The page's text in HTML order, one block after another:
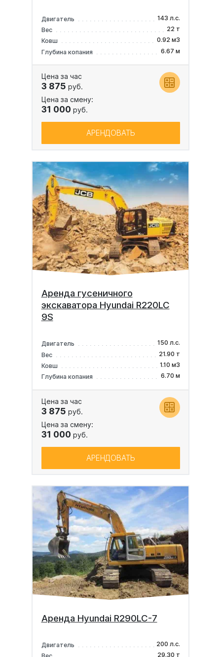
Двигатель
143 л.с.
Вес
22 т
Ковш
0.92 м3
Глубина копания
6.67 м
Цена за час
3 875 руб.
Цена за смену:
31 000 руб.
АРЕНДОВАТЬ
Аренда гусеничного
экскаватора Hyundai R220LC
9S
Двигатель
150 л.с.
Вес
21.90 т
Ковш
1.10 м3
Глубина копания
6.70 м
Цена за час
3 875 руб.
Цена за смену:
31 000 руб.
АРЕНДОВАТЬ
Аренда Hyundai R290LC-7
Двигатель
200 л.с.
29.30 т